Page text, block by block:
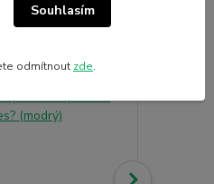
Souhlasím
odmítnout zde.